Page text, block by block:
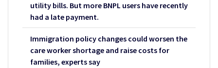
utility bills. But more BNPL users have recently
had a late payment.
Immigration policy changes could worsen the
care worker shortage and raise costs for
families, experts say